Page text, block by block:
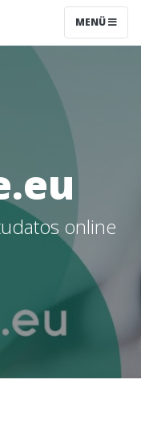
MENÜ
online